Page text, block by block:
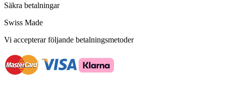
Säkra betalningar
Swiss Made
Vi accepterar följande betalningsmetoder